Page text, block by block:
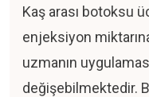
Kaş arası botoksu
enjeksiyon
uzmanın
değişebilmektedir.